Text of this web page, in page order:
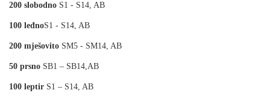
200 slobodno S1 - S14, AB
100 leđnoS1 - S14, AB
200 mješovito SM5 - SM14, AB
50 prsno SB1 – SB14,AB
100 leptir S1 – S14, AB